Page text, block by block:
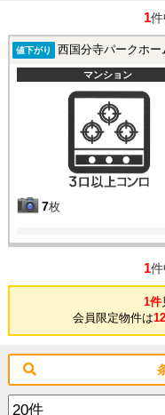
1件
値下がり 西国分寺パークホ
マンション
7枚
1件
1件
会員限定物件は